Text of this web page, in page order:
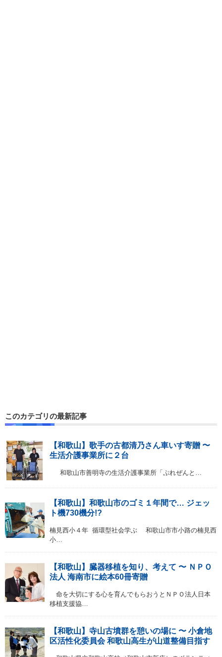
このカテゴリの最新記事
【和歌山】歌手の古都清乃さん車いす寄贈 〜
生活介護事業所に２台
和歌山市善明寺の生活介護事業所「ぷれぜんと…
【和歌山】和歌山市のゴミ１年間で… ジェッ
ト機730機分!?
楠見西小４年 循環型社会学ぶ 和歌山市市小路の楠見西
小…
【和歌山】臓器移植を知り、考えて 〜 ＮＰＯ
法人 海南市に絵本60冊寄贈
命を大切にする心を育んでもらおうとＮＰＯ法人日本
移植支援協…
【和歌山】寺山古墳群を憩いの場に 〜 小倉地
区活性化委員会 和歌山高生が山道整備目指す